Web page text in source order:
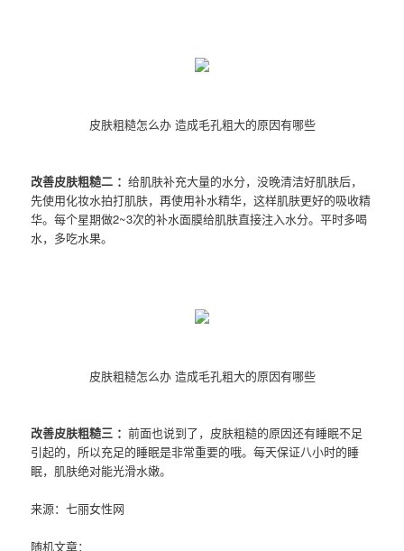
皮肤粗糙怎么办 造成毛孔粗大的原因有哪些
改善皮肤粗糙二 ：给肌肤补充大量的水分，没晚清洁好肌肤后，
先使用化妆水拍打肌肤，再使用补水精华，这样肌肤更好的吸收精
华。每个星期做2~3次的补水面膜给肌肤直接注入水分。平时多喝
水，多吃水果。
皮肤粗糙怎么办 造成毛孔粗大的原因有哪些
改善皮肤粗糙三 ：前面也说到了，皮肤粗糙的原因还有睡眠不足
引起的，所以充足的睡眠是非常重要的哦。每天保证八小时的睡
眠，肌肤绝对能光滑水嫩。
来源：七丽女性网
随机文章：